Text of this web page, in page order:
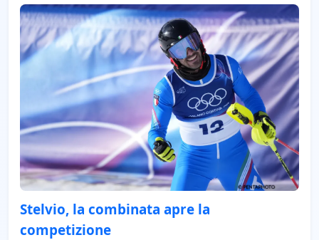
Stelvio, la combinata apre la
competizione